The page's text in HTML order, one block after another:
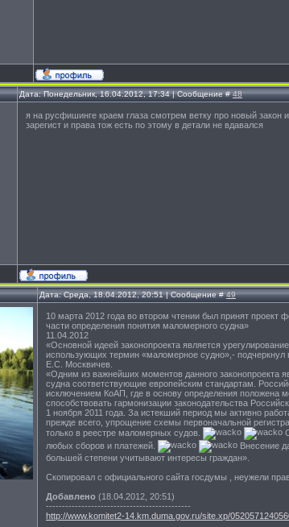
Дата: Понедельник, 16.04.2012, 17:34 | Сообщение #48
я на русфишинге краем глаза смотрем ветку про новый закон
зарегист и права тож есть по этому в детали не вдавался
Дата: Среда, 18.04.2012, 20:51 | Сообщение #49
10 марта 2012 года во втором чтении был принят проект
части определения понятия маломерного судна»
11.04.2012
«Основной идеей законопроекта является
использующих термин «маломерное судно»,- подчеркнул
Е.С. Москвичев.
«Одним из важнейших моментов данного законопроекта
судна соответствующие европейским стандартам.
исключением КоАП, где в основу определения положена
способствовать гармонизации законодательства
1 ноября 2011 года. За истекший период мы активно
прежде всего, упрощение схемы первоначальной
только в реестре маломерных судов.
любых сборов и платежей.
Внесение
большей степени учитывают интересы граждан».
Скопировал с официального сайта госдумы , неужели
Добавлено (18.04.2012, 20:51)
---------------------------------------------
http://www.komitet2-14.km.duma.gov.ru/site.xp/